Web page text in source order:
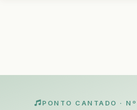
PONTO CANTADO ·